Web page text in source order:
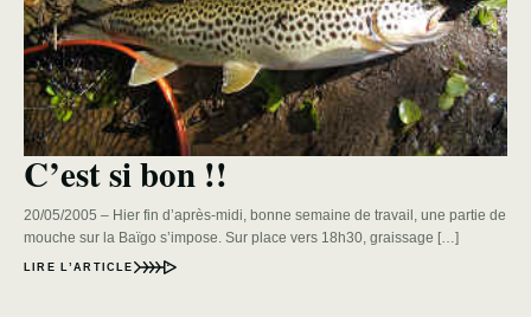
C’est si bon !!
20/05/2005 – Hier fin d’après-midi, bonne semaine de travail, une partie de
mouche sur la Baïgo s’impose. Sur place vers 18h30, graissage […]
LIRE L’ARTICLE